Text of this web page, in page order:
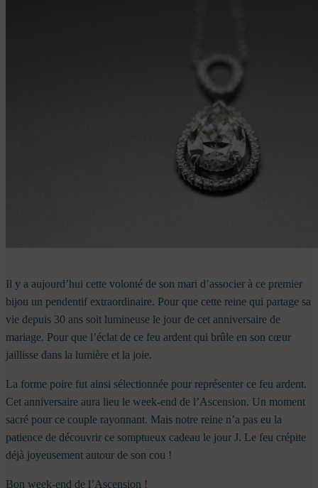
Il y a aujourd’hui cette volonté de son mari d’associer à ce premier
bijou un pendentif extraordinaire. Pour que cette reine qui partage sa
vie depuis 30 ans soit lumineuse le jour de cet anniversaire de
mariage. Pour que l’éclat de ce feu ardent qui brûle en son cœur
jaillisse dans la lumière et la joie.
La forme poire fut ainsi sélectionnée pour représenter ce feu ardent.
Cet anniversaire aura lieu le week-end de l’Ascension. Un moment
sacré pour ce couple rayonnant. Mais notre reine n’a pas eu la
patience de découvrir ce somptueux cadeau le jour J. Le feu crépite
déjà joyeusement autour de son cou !
Bon week-end de l’Ascension !